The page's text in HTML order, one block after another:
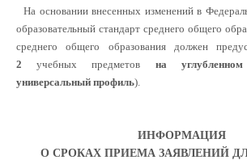
На основании внесенных изменений в
образовательный стандарт среднего общего
среднего общего образования должен
2 учебных предметов на
универсальный профиль).
ИНФОРМАЦИЯ
О СРОКАХ ПРИЕМА ЗАЯВЛЕНИЙ